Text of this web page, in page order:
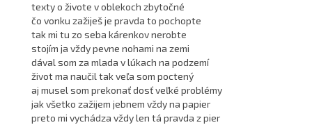
texty o živote v oblekoch zbytočné
čo vonku zažiješ je pravda to pochopte
tak mi tu zo seba kárenkov nerobte
stojím ja vždy pevne nohami na zemi
dával som za mlada v lúkach na podzemí
život ma naučil tak veľa som poctený
aj musel som prekonať dosť veľké problémy
jak všetko zažijem jebnem vždy na papier
preto mi vychádza vždy len tá pravda z pier